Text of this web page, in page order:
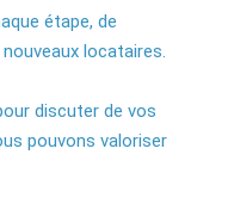
étape, de
locataires.
discuter de vos
pouvons valoriser